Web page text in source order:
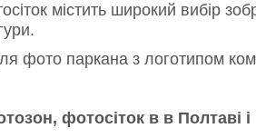
містить широкий вибір
фото паркана з логотипом
фотосіток в в Полтаві